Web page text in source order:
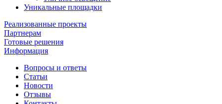
Уникальные площадки
Реализованные проекты
Партнерам
Готовые решения
Информация
Вопросы и ответы
Статьи
Новости
Отзывы